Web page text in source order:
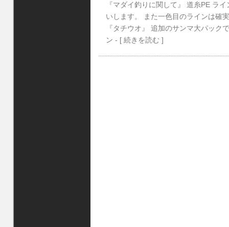
『マダイ釣りに関して』 道糸PE ラ
いします。 また一色目のラインは確
『タチウオ』 追加のサンマ大パック
ン - [ 続きを読む ]